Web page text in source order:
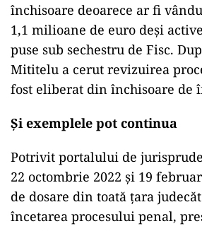
închisoare deoarece ar fi
1,1 milioane de euro deși
puse sub sechestru de Fisc.
Mititelu a cerut revizuirea
fost eliberat din închisoare de
Și exemplele pot continua
Potrivit portalului de
22 octombrie 2022 și 19
de dosare din toată țara
încetarea procesului penal,